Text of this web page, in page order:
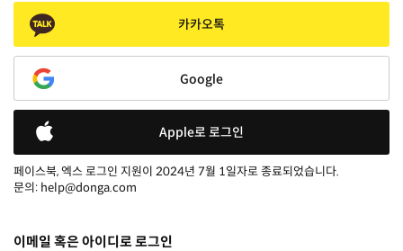
카카오톡
Google
Apple로 로그인
페이스북, 엑스 로그인 지원이 2024년 7월 1일자로 종료되었습니다.
문의: help@donga.com
이메일 혹은 아이디로 로그인